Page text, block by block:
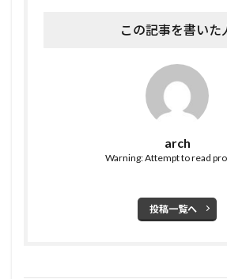
この記事を書いた
arch
Warning: Attempt to read
投稿一覧へ